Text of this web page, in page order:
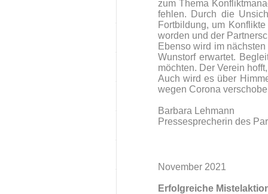
zum Thema
fehlen. Durch die
Fortbildung, um
worden und der
Ebenso wird im
Wunstorf erwartet.
möchten. Der Verein
Auch wird es über
wegen Corona
Barbara Lehmann
Pressesprecherin des
November 2021
Erfolgreiche